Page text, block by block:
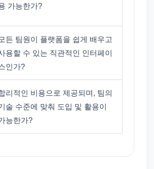
가능한가?
든 팀원이 플랫폼을 쉽게 배우고
용할 수 있는 직관적인 인터페이
인가?
리적인 비용으로 제공되며, 팀의
술 수준에 맞춰 도입 및 활용이
능한가?